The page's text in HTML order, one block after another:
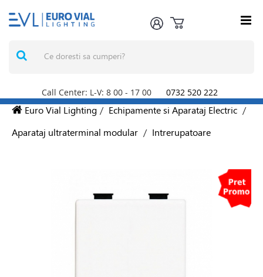
Call Center: L-V: 8 00 - 17 00 0732 520 222
Euro Vial Lighting / Echipamente si Aparataj Electric /
Aparataj ultraterminal modular / Intrerupatoare